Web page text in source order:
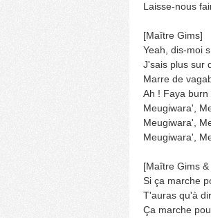
Laisse-nous
[Maître Gims]
Yeah, dis-moi
J'sais plus sur
Marre de
Ah ! Faya burn
Meugiwara',
Meugiwara',
Meugiwara',
[Maître Gims
Si ça marche
T'auras qu'à
Ça marche